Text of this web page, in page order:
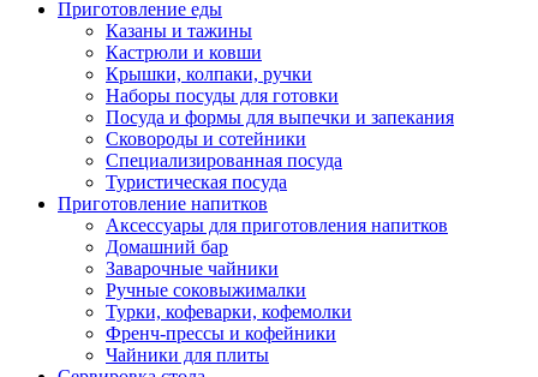
Приготовление еды
Казаны и тажины
Кастрюли и ковши
Крышки, колпаки, ручки
Наборы посуды для готовки
Посуда и формы для выпечки и запекания
Сковороды и сотейники
Специализированная посуда
Туристическая посуда
Приготовление напитков
Аксессуары для приготовления напитков
Домашний бар
Заварочные чайники
Ручные соковыжималки
Турки, кофеварки, кофемолки
Френч-прессы и кофейники
Чайники для плиты